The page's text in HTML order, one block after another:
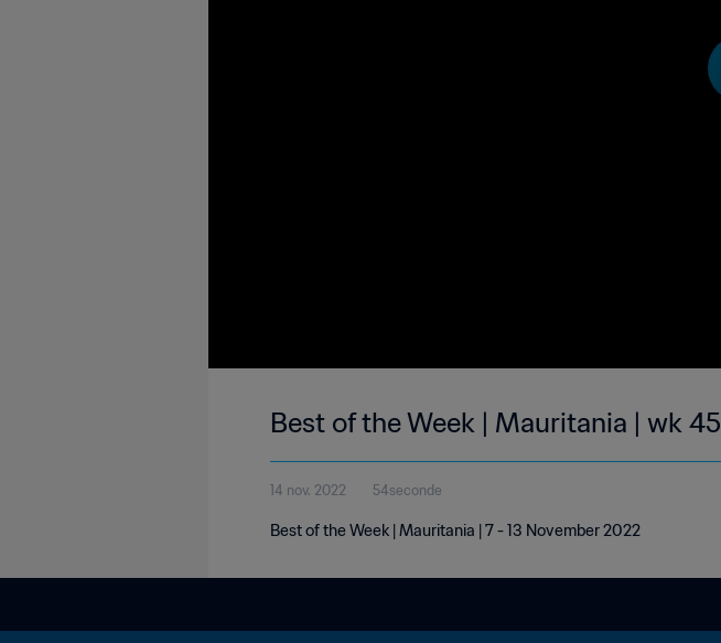
Best of the Week | Mauritania | wk 45
14 nov. 2022 54seconde
Best of the Week | Mauritania | 7 - 13 November 2022